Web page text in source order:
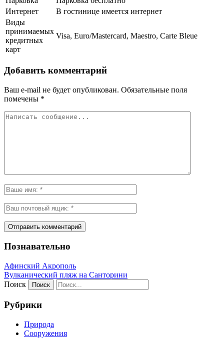
Интернет
В гостинице имеется интернет
Виды
принимаемых
кредитных
карт
Visa, Euro/Mastercard, Maestro, Carte Bleue
Добавить комментарий
Ваш e-mail не будет опубликован. Обязательные поля
помечены *
Познавательно
Афинский Акрополь
Вулканический пляж на Санторини
Поиск
Рубрики
Природа
Сооружения